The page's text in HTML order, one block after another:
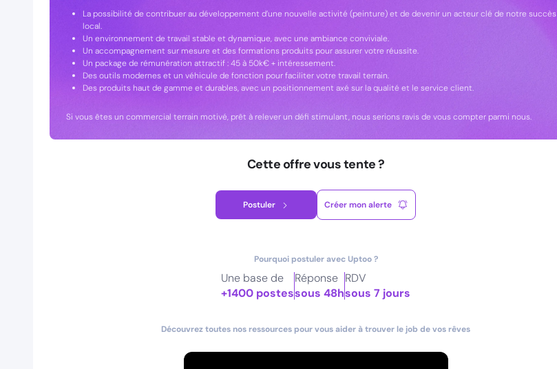
La possibilité de contribuer au développement d’une nouvelle activité (peinture) et de devenir un acteur clé de notre succès
local.
Un environnement de travail stable et dynamique, avec une ambiance conviviale.
Un accompagnement sur mesure et des formations produits pour assurer votre réussite.
Un package de rémunération attractif : 45 à 50k€ + intéressement.
Des outils modernes et un véhicule de fonction pour faciliter votre travail terrain.
Des produits haut de gamme et durables, avec un positionnement axé sur la qualité et le service client.
Si vous êtes un commercial terrain motivé, prêt à relever un défi stimulant, nous serions ravis de vous compter parmi nous.
Cette offre vous tente ?
Postuler Créer mon alerte
Pourquoi postuler avec Uptoo ?
Une base de
+1400 postes
Réponse
sous 48h
RDV
sous 7 jours
Découvrez toutes nos ressources pour vous aider à trouver le job de vos rêves